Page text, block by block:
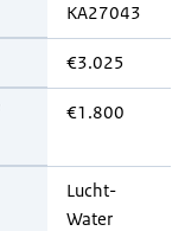
KA27043
€3.025
€1.800
Lucht-
Water